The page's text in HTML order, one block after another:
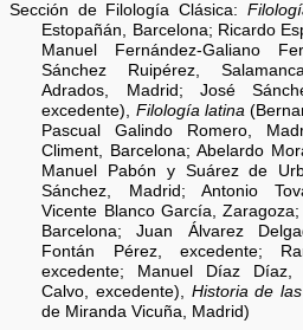
Sección de Filología Clásica:
Estopañán, Barcelona; Ricardo
Manuel Fernández-Galiano
Sánchez Ruipérez,
Adrados, Madrid; José
excedente), Filología latina
Pascual Galindo Romero,
Climent, Barcelona; Abelardo
Manuel Pabón y Suárez de
Sánchez, Madrid; Antonio
Vicente Blanco García,
Barcelona; Juan Álvarez
Fontán Pérez, excedente;
excedente; Manuel Díaz Díaz,
Calvo, excedente), Historia de
de Miranda Vicuña, Madrid)